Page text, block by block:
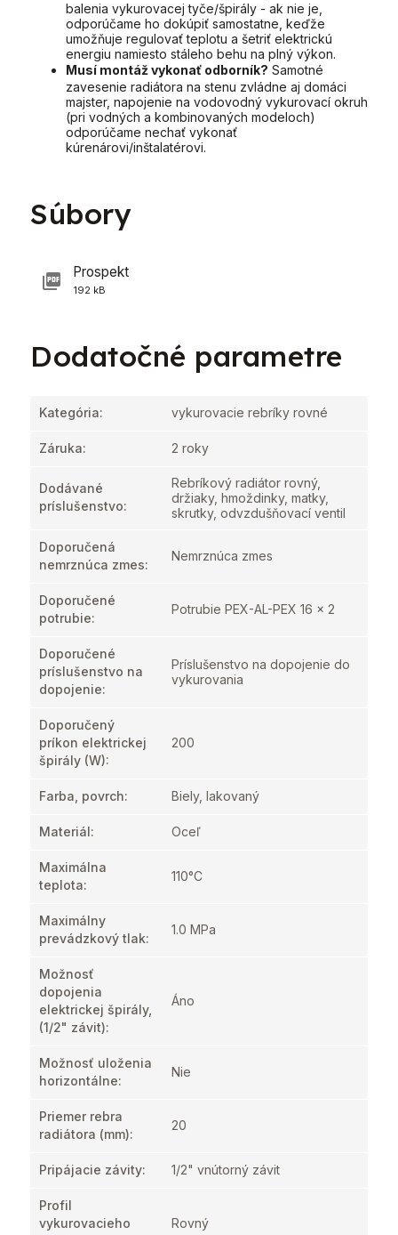
balenia vykurovacej tyče/špirály - ak nie je,
odporúčame ho dokúpiť samostatne, keďže
umožňuje regulovať teplotu a šetriť elektrickú
energiu namiesto stáleho behu na plný výkon.
Musí montáž vykonať odborník? Samotné
zavesenie radiátora na stenu zvládne aj domáci
majster, napojenie na vodovodný vykurovací okruh
(pri vodných a kombinovaných modeloch)
odporúčame nechať vykonať
kúrenárovi/inštalatérovi.
Súbory
Prospekt
192 kB
Dodatočné parametre
Kategória: vykurovacie rebríky rovné
Záruka: 2 roky
Dodávané
príslušenstvo:
Rebríkový radiátor rovný,
držiaky, hmoždinky, matky,
skrutky, odvzdušňovací ventil
Doporučená
nemrznúca zmes:
Nemrznúca zmes
Doporučené
potrubie:
Potrubie PEX-AL-PEX 16 x 2
Doporučené
príslušenstvo na
dopojenie:
Príslušenstvo na dopojenie do
vykurovania
Doporučený
príkon elektrickej
špirály (W):
200
Farba, povrch: Biely, lakovaný
Materiál: Oceľ
Maximálna
teplota:
110°C
Maximálny
prevádzkový tlak:
1.0 MPa
Možnosť
dopojenia
elektrickej špirály,
(1/2" závit):
Áno
Možnosť uloženia
horizontálne:
Nie
Priemer rebra
radiátora (mm):
20
Pripájacie závity: 1/2" vnútorný závit
Profil
vykurovacieho
Rovný